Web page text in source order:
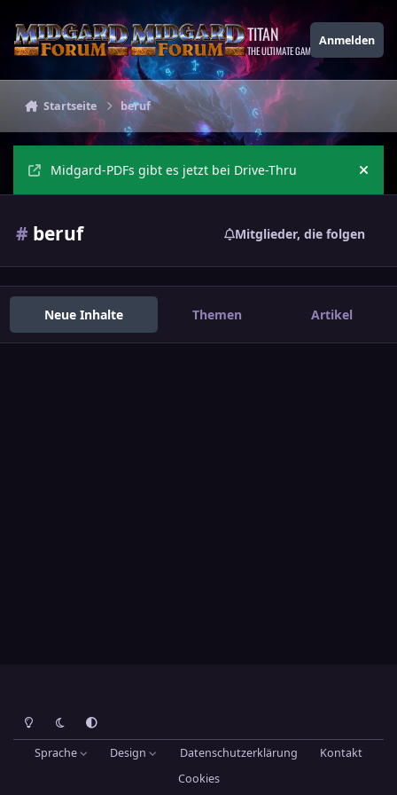
TITAN
THE ULTIMATE GAMING THEME
Anmelden
Startseite beruf
Midgard-PDFs gibt es jetzt bei Drive-Thru
# beruf Mitglieder, die folgen
Neue Inhalte Themen Artikel
Heller ModusDunkler ModusSystemeinstellung
Sprache Design Datenschutzerklärung
Kontakt
Cookies